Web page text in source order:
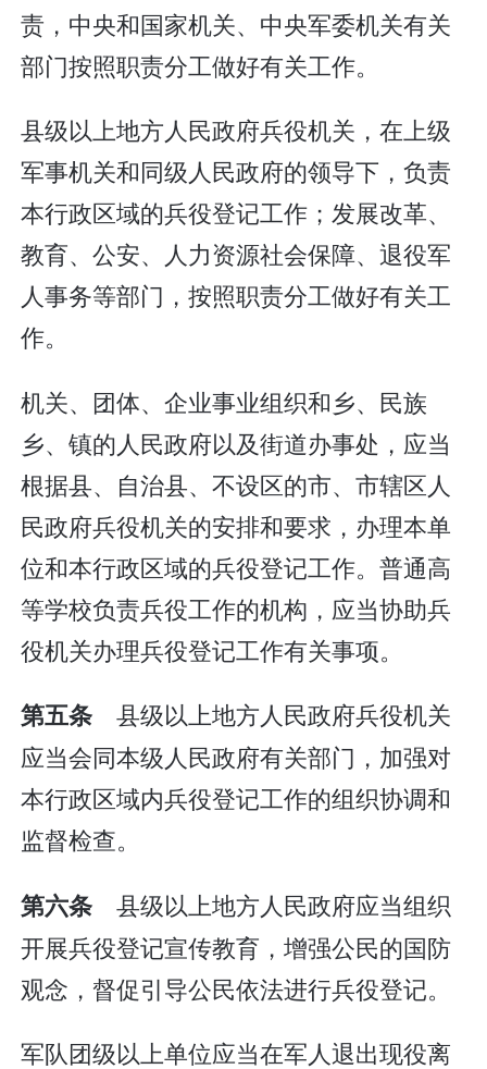
责，中央和国家机关、中央军委机关有关
部门按照职责分工做好有关工作。
县级以上地方人民政府兵役机关，在上级
军事机关和同级人民政府的领导下，负责
本行政区域的兵役登记工作；发展改革、
教育、公安、人力资源社会保障、退役军
人事务等部门，按照职责分工做好有关工
作。
机关、团体、企业事业组织和乡、民族
乡、镇的人民政府以及街道办事处，应当
根据县、自治县、不设区的市、市辖区人
民政府兵役机关的安排和要求，办理本单
位和本行政区域的兵役登记工作。普通高
等学校负责兵役工作的机构，应当协助兵
役机关办理兵役登记工作有关事项。
第五条县级以上地方人民政府兵役机关
应当会同本级人民政府有关部门，加强对
本行政区域内兵役登记工作的组织协调和
监督检查。
第六条县级以上地方人民政府应当组织
开展兵役登记宣传教育，增强公民的国防
观念，督促引导公民依法进行兵役登记。
军队团级以上单位应当在军人退出现役离